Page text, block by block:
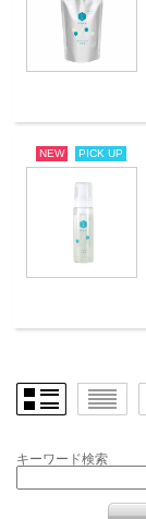
NEW PICK UP
キーワード検索